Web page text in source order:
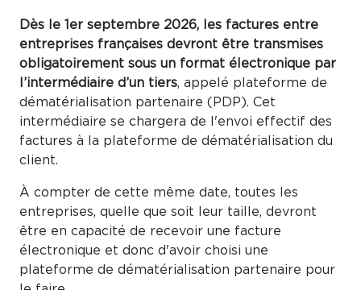
Dès le 1er septembre 2026, les factures entre
entreprises françaises devront être transmises
obligatoirement sous un format électronique par
l’intermédiaire d’un tiers, appelé plateforme de
dématérialisation partenaire (PDP). Cet
intermédiaire se chargera de l'envoi effectif des
factures à la plateforme de dématérialisation du
client.
À compter de cette même date, toutes les
entreprises, quelle que soit leur taille, devront
être en capacité de recevoir une facture
électronique et donc d'avoir choisi une
plateforme de dématérialisation partenaire pour